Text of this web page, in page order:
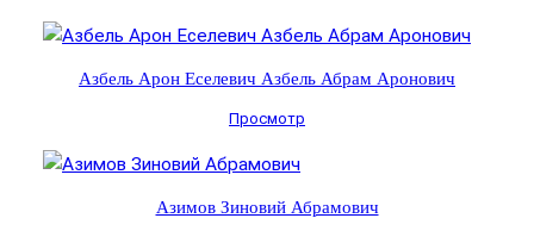
Азбель Арон Еселевич Азбель Абрам Аронович
Просмотр
Азимов Зиновий Абрамович